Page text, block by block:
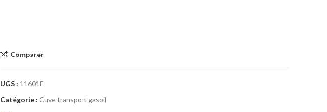
Comparer
UGS : 11601F
Catégorie : Cuve transport gasoil